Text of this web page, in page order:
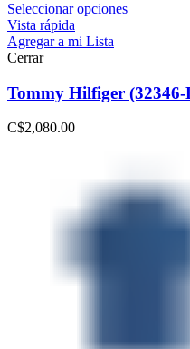
Seleccionar opciones
Vista rápida
Agregar a mi Lista
Cerrar
Tommy Hilfiger
C$2,080.00